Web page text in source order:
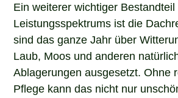
Ein weiterer wichtiger Bestandteil
Leistungsspektrums ist die
sind das ganze Jahr über
Laub, Moos und anderen
Ablagerungen ausgesetzt. Ohne
Pflege kann das nicht nur